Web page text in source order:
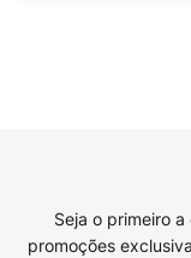
Seja o primeiro
promoções